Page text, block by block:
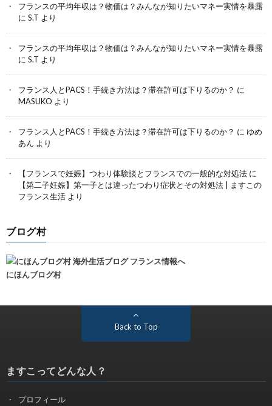
フランスの平均年収は？物価は？みんなが知りたいマネー実情を暴露
に S.T より
フランスの平均年収は？物価は？みんなが知りたいマネー実情を暴露
に S.T より
フランス人とPACS！手続き方法は？滞在許可は下りるのか？ に
MASUKO より
フランス人とPACS！手続き方法は？滞在許可は下りるのか？ に ゆめ
あん より
【フランスで妊娠】つわり体験談とフランスでの一般的な対処法 に
【第二子妊娠】第一子とは違ったつわり症状とその対処法 | ますこの
フランス生活 より
ブログ村
にほんブログ村
Back to Top
ますこってどんな人？
プロフィール